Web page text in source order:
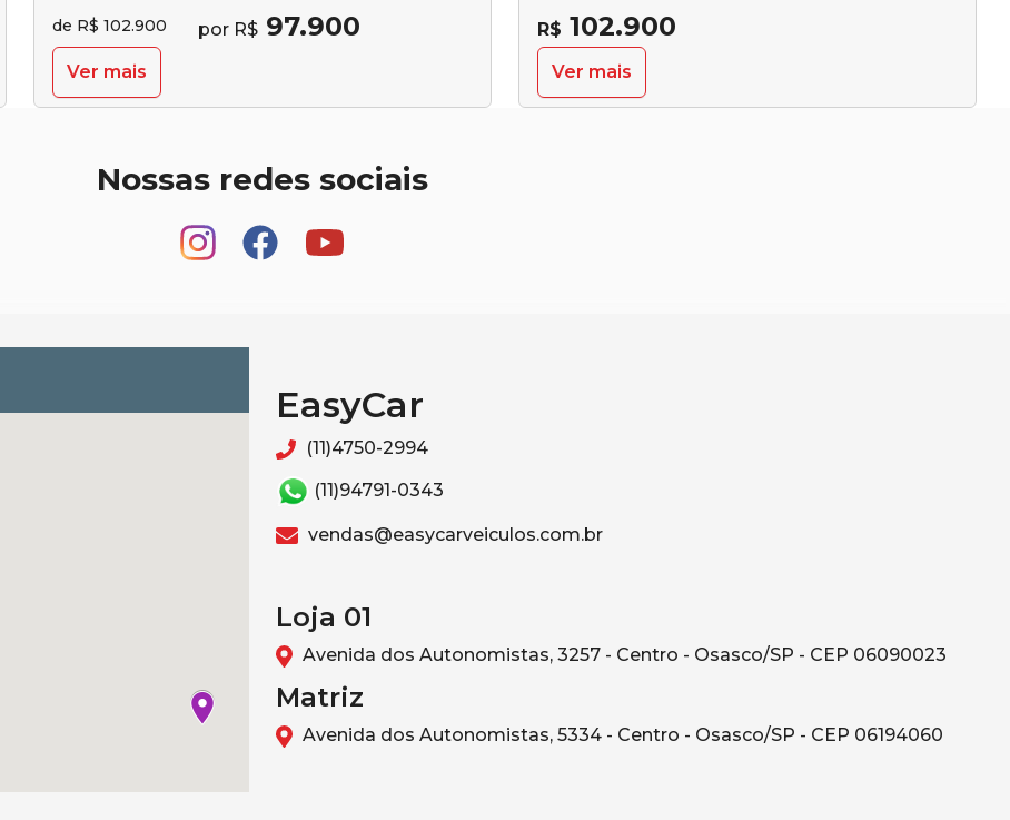
de R$ 102.900 por R$ 97.900
Ver mais
R$ 102.900
Ver mais
Nossas redes sociais
EasyCar
(11)4750-2994
(11)94791-0343
vendas@easycarveiculos.com.br
Loja 01
Avenida dos Autonomistas, 3257 - Centro - Osasco/SP - CEP 06090023
Matriz
Avenida dos Autonomistas, 5334 - Centro - Osasco/SP - CEP 06194060